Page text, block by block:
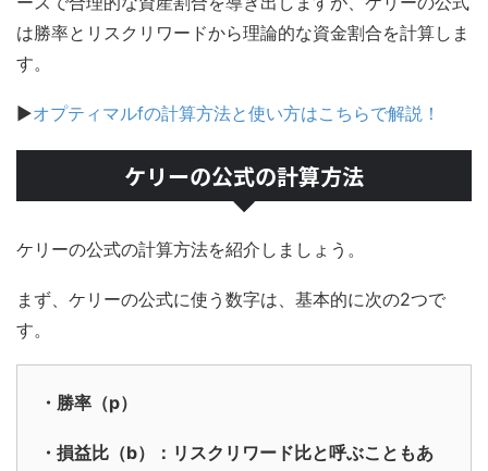
は勝率とリスクリワードから理論的な資金割合を計算しま
す。
▶オプティマルfの計算方法と使い方はこちらで解説！
ケリーの公式の計算方法
ケリーの公式の計算方法を紹介しましょう。
まず、ケリーの公式に使う数字は、基本的に次の2つで
す。
・勝率（p）
・損益比（b）：リスクリワード比と呼ぶこともあ